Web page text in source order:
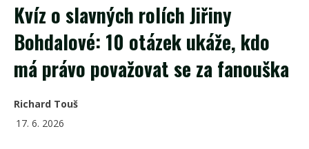
Kvíz o slavných rolích Jiřiny
Bohdalové: 10 otázek ukáže, kdo
má právo považovat se za fanouška
Richard Touš
17. 6. 2026